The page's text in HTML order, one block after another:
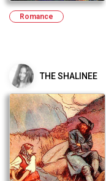
Romance
THE SHALINEE